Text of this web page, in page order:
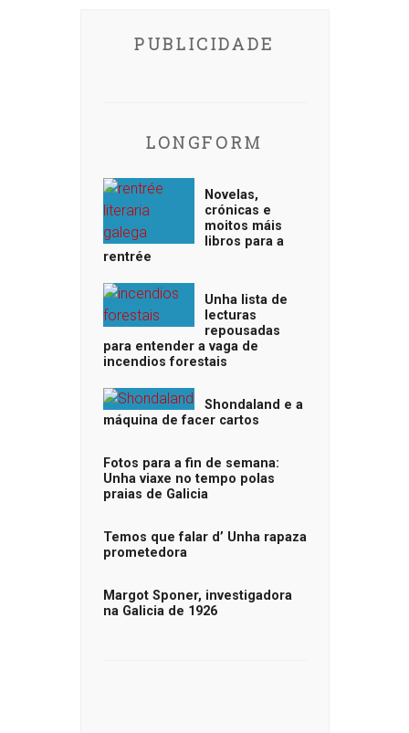
PUBLICIDADE
LONGFORM
Novelas,
crónicas e
moitos máis
libros para a
rentrée
Unha lista de
lecturas
repousadas
para entender a vaga de
incendios forestais
Shondaland e a
máquina de facer cartos
Fotos para a fin de semana:
Unha viaxe no tempo polas
praias de Galicia
Temos que falar d’ Unha rapaza
prometedora
Margot Sponer, investigadora
na Galicia de 1926